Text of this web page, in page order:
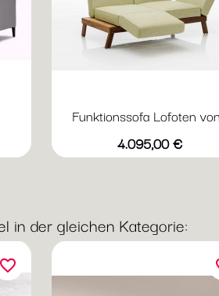
Funktionssofa Lofoten
Preis
4.095,00 €
in der gleichen Kategorie:
favorite_border